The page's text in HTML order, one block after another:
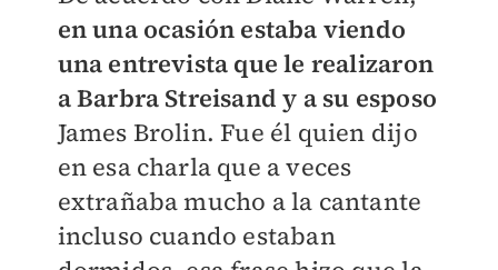
en una ocasión estaba viendo
una entrevista que le realizaron
a Barbra Streisand y a su esposo
James Brolin. Fue él quien dijo
en esa charla que a veces
extrañaba mucho a la cantante
incluso cuando estaban